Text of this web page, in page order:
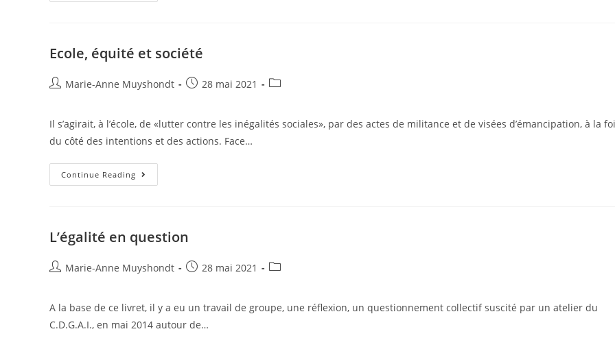
Ecole, équité et société
Marie-Anne Muyshondt 28 mai 2021
Il s’agirait, à l’école, de «lutter contre les inégalités sociales», par des actes de militance et de visées d’émancipation, à la
du côté des intentions et des actions. Face…
Continue Reading
L’égalité en question
Marie-Anne Muyshondt 28 mai 2021
A la base de ce livret, il y a eu un travail de groupe, une réflexion, un questionnement collectif suscité par un atelier du
C.D.G.A.I., en mai 2014 autour de…